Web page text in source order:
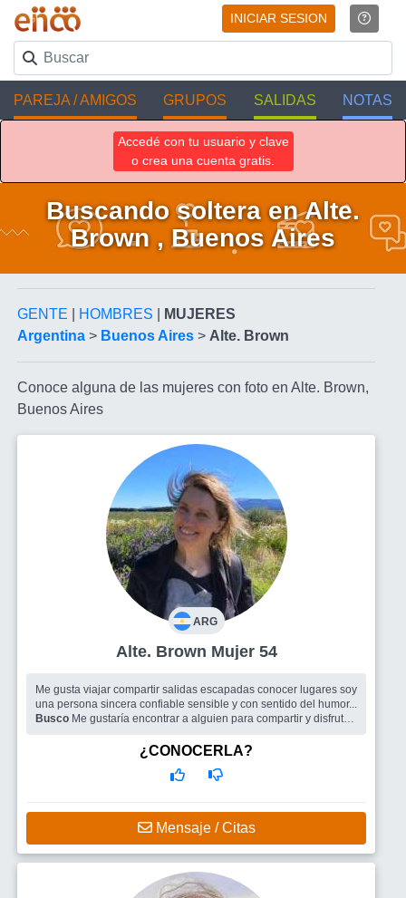
INICIAR SESION
PAREJA / AMIGOS GRUPOS SALIDAS NOTAS
Accedé con tu usuario y clave
o crea una cuenta gratis.
Buscando soltera en Alte.
Brown , Buenos Aires
GENTE HOMBRES
MUJERES
Argentina > Buenos Aires > Alte. Brown
Conoce alguna de las mujeres con foto en Alte. Brown,
Buenos Aires
ARG
Alte. Brown Mujer 54
Me gusta viajar compartir salidas escapadas conocer lugares soy
una persona sincera confiable sensible y con sentido del humor...
Busco Me gustaría encontrar a alguien para compartir y disfrutar
¿CONOCERLA?
Mensaje / Citas